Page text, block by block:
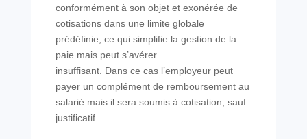
conformément à son objet et exonérée de
cotisations dans une limite globale
prédéfinie, ce qui simplifie la gestion de la
paie mais peut s’avérer
insuffisant. Dans ce cas l’employeur peut
payer un complément de remboursement au
salarié mais il sera soumis à cotisation, sauf
justificatif.